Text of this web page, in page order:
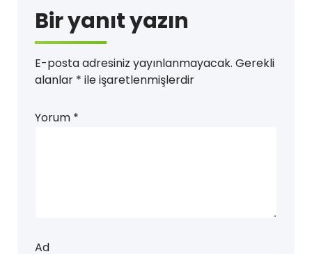
Bir yanıt yazın
E-posta adresiniz yayınlanmayacak. Gerekli
alanlar * ile işaretlenmişlerdir
Yorum *
Ad